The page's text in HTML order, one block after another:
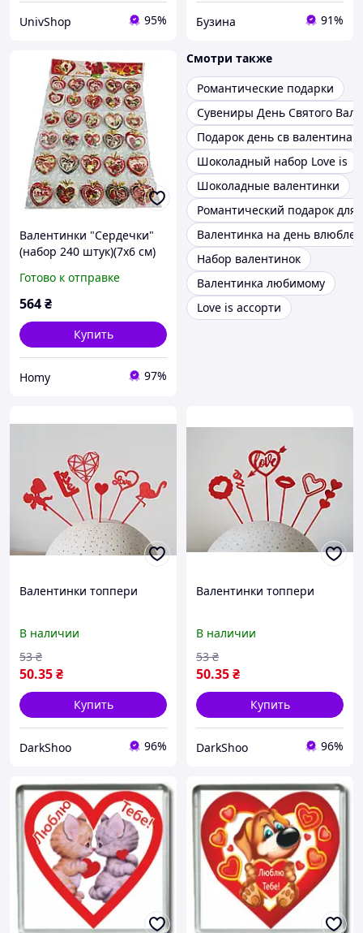
UnivShop 95% Бузина 91%
Валентинки "Сердечки"
(набор 240 штук)(7х6 см)
Готово к отправке
564₴
Купить
Homy 97%
Смотри также
Романтические подарки
Сувениры День Святого
Подарок день св валентина
Шоколадный набор Love is
Шоколадные валентинки
Романтический подарок
Валентинка на день
Набор валентинок
Валентинка любимому
Love is ассорти
Валентинки топпери
В наличии
50.35₴
53 ₴
Купить
DarkShoo 96%
Валентинки топпери
В наличии
50.35₴
53 ₴
Купить
DarkShoo 96%